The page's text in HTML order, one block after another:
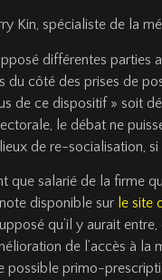
Kin, spécialiste de la
différentes parties
du côté des prises de
de ce dispositif » soit
le débat ne
de re-socialisation,
que salarié de la firme
disponible sur le site
qu’il y aurait
de l’accès à
possible primo-